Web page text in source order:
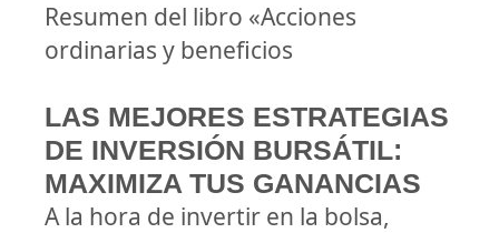
Resumen del libro «Acciones
ordinarias y beneficios
LAS MEJORES ESTRATEGIAS
DE INVERSIÓN BURSÁTIL:
MAXIMIZA TUS GANANCIAS
A la hora de invertir en la bolsa,